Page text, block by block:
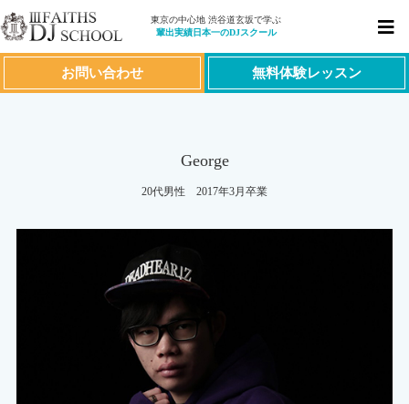
東京の中心地 渋谷道玄坂で学ぶ
輩出実績日本一のDJスクール
お問い合わせ 無料体験レッスン
George
20代男性 2017年3月卒業